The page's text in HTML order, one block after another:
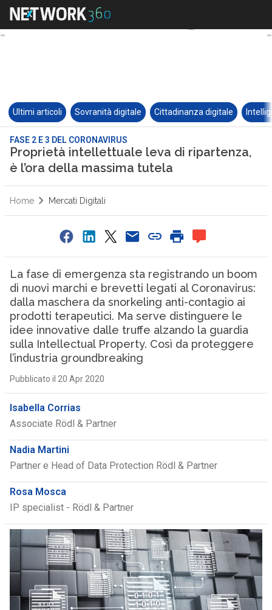
Ultimi articoli Sovranità digitale Cittadinanza digitale
FASE 2 E 3 DEL CORONAVIRUS
Proprietà intellettuale leva di ripartenza,
è l’ora della massima tutela
Home Mercati Digitali
La fase di emergenza sta registrando un boom
di nuovi marchi e brevetti legati al Coronavirus:
dalla maschera da snorkeling anti-contagio ai
prodotti terapeutici. Ma serve distinguere le
idee innovative dalle truffe alzando la guardia
sulla Intellectual Property. Così da proteggere
l’industria groundbreaking
Pubblicato il 20 Apr 2020
Isabella Corrias
Associate Rödl & Partner
Nadia Martini
Partner e Head of Data Protection Rödl & Partner
Rosa Mosca
IP specialist - Rödl & Partner